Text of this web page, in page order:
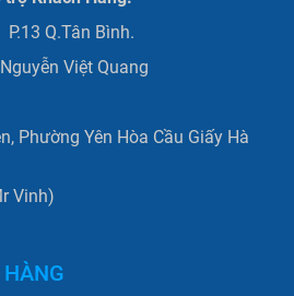
Q.Tân Bình.
Việt Quang
Phường Yên Hòa Cầu Giấy Hà
Vinh)